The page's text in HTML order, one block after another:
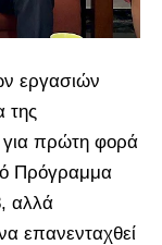
εργασιών
της
για πρώτη φορά
Πρόγραμμα
αλλά
επανενταχθεί